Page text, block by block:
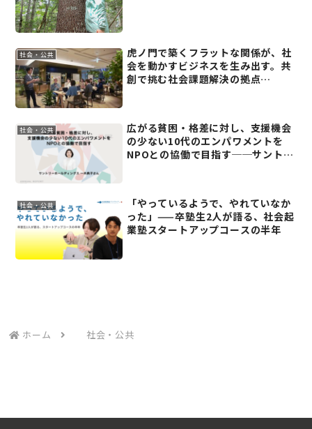
社会・公共
虎ノ門で築くフラットな関係が、社
会を動かすビジネスを生み出す。共
創で挑む社会課題解決の拠点
社会・公共
広がる貧困・格差に対し、支援機会
の少ない10代のエンパワメントを
NPOとの協働で目指す──サントリ
社会・公共
「やっているようで、やれていなか
った」——卒塾生2人が語る、社会起
業塾スタートアップコースの半年
ホーム 社会・公共